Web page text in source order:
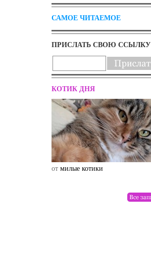
САМОЕ ЧИТАЕМОЕ
ПРИСЛАТЬ СВОЮ ССЫЛКУ
КОТИК ДНЯ
от милые котики